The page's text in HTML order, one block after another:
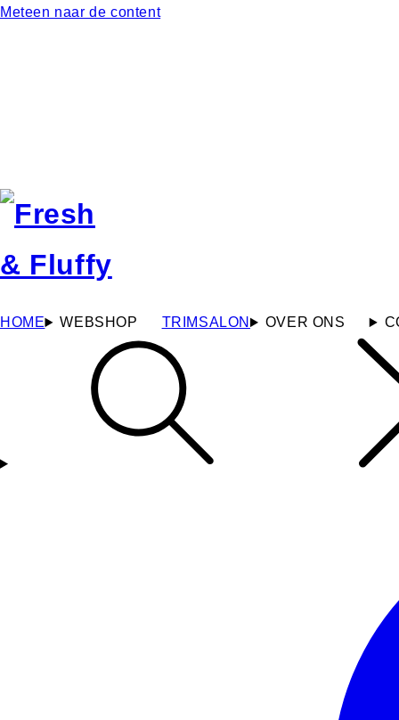
Meteen naar de content
HOME WEBSHOP TRIMSALON OVER ONS